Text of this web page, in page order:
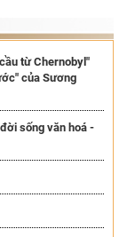
từ Chernobyl"
của Sương
sống văn hoá -